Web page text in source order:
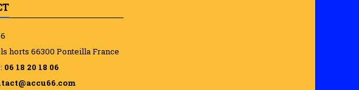
horts 66300 Ponteilla France
06 18 20 18 06